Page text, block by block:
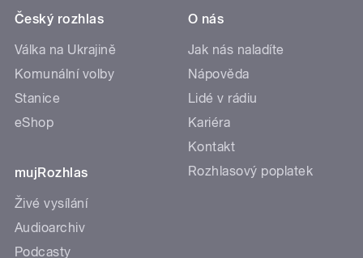
Český rozhlas
Válka na Ukrajině
Komunální volby
Stanice
eShop
mujRozhlas
Živé vysílání
Audioarchiv
Podcasty
O nás
Jak nás naladíte
Nápověda
Lidé v rádiu
Kariéra
Kontakt
Rozhlasový poplatek